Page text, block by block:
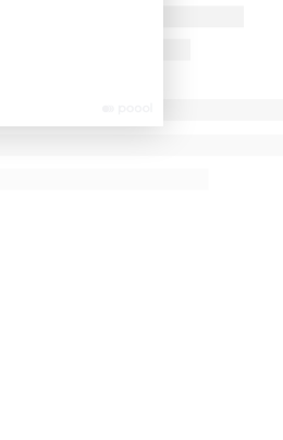
parfaite est une connasse »